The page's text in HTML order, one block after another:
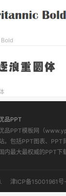
品PPT
品PPT模板网（
。包括PPT图表、PPT
国内最大最权威的PPT下
津ICP备15001961号